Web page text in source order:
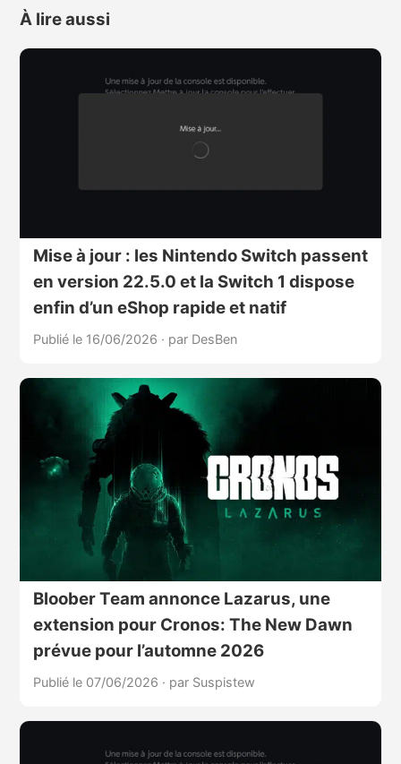
À lire aussi
Mise à jour : les Nintendo Switch passent
en version 22.5.0 et la Switch 1 dispose
enfin d’un eShop rapide et natif
Publié le 16/06/2026 · par DesBen
Bloober Team annonce Lazarus, une
extension pour Cronos: The New Dawn
prévue pour l’automne 2026
Publié le 07/06/2026 · par Suspistew